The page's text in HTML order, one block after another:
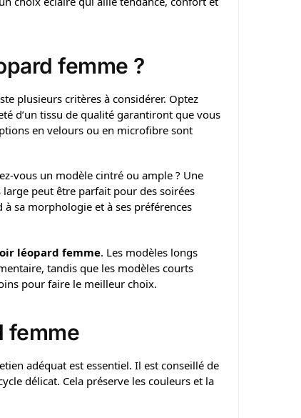
femme ?
plusieurs critères à considérer. Optez
d’un tissu de qualité garantiront que vous
en velours ou en microfibre sont
vous un modèle cintré ou ample ? Une
peut être parfait pour des soirées
sa morphologie et à ses préférences
léopard femme. Les modèles longs
tandis que les modèles courts
pour faire le meilleur choix.
femme
adéquat est essentiel. Il est conseillé de
délicat. Cela préserve les couleurs et la